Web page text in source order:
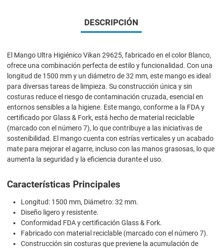
DESCRIPCIÓN
El Mango Ultra Higiénico Vikan 29625, fabricado en el color Blanco,
ofrece una combinación perfecta de estilo y funcionalidad. Con una
longitud de 1500 mm y un diámetro de 32 mm, este mango es ideal
para diversas tareas de limpieza. Su construcción única y sin
costuras reduce el riesgo de contaminación cruzada, esencial en
entornos sensibles a la higiene. Este mango, conforme a la FDA y
certificado por Glass & Fork, está hecho de material reciclable
(marcado con el número 7), lo que contribuye a las iniciativas de
sostenibilidad. El mango cuenta con estrías verticales y un acabado
mate para mejorar el agarre, incluso con las manos grasosas, lo que
aumenta la seguridad y la eficiencia durante el uso.
Características Principales
Longitud: 1500 mm, Diámetro: 32 mm.
Diseño ligero y resistente.
Conformidad FDA y certificación Glass & Fork.
Fabricado con material reciclable (marcado con el número 7).
Construcción sin costuras que previene la acumulación de